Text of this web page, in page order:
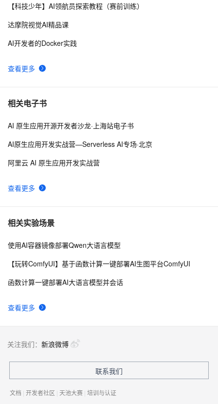
10【学习记录】《DeepLearning.ai》第十课：卷积神经网
查看更多
【科技少年】AI领航员探索教程（赛前训练）
达摩院视觉AI精品课
AI开发者的Docker实践
相关电子书
查看更多
AI 原生应用开源开发者沙龙·上海站电子书
AI原生应用开发实战营—Serverless AI专场·北京
阿里云 AI 原生应用开发实战营
相关实验场景
查看更多
使用AI容器镜像部署Qwen大语言模型
【玩转ComfyUI】基于函数计算一键部署AI生图平台ComfyUI
函数计算一键部署AI大语言模型并会话
关注我们： 新浪微博
联系我们
文档 | 开发者社区 | 天池大赛 | 培训与认证